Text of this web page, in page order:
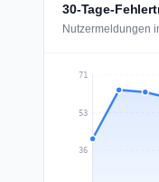
30-Tage-
Nutzermeldungen
36
53
71